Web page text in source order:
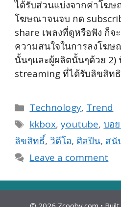
ได้รับส่วนแบ่งจากค่าโฆ
โฆษณาจนจบ กด
share เพลงที่ดูหรือฟัง ก็จ
ความสนใจในการลงโฆษ
นั้นๆและผู้ผลิตนั้นๆด้วย 2)
streaming ที่ได้รับลิขสิท
Categories
Technology, Trend
Tags
kkbox,youtube,บอ
ลิขสิทธิ์, วิดีโอ, ศิลปิน, สนั
Leave a comment